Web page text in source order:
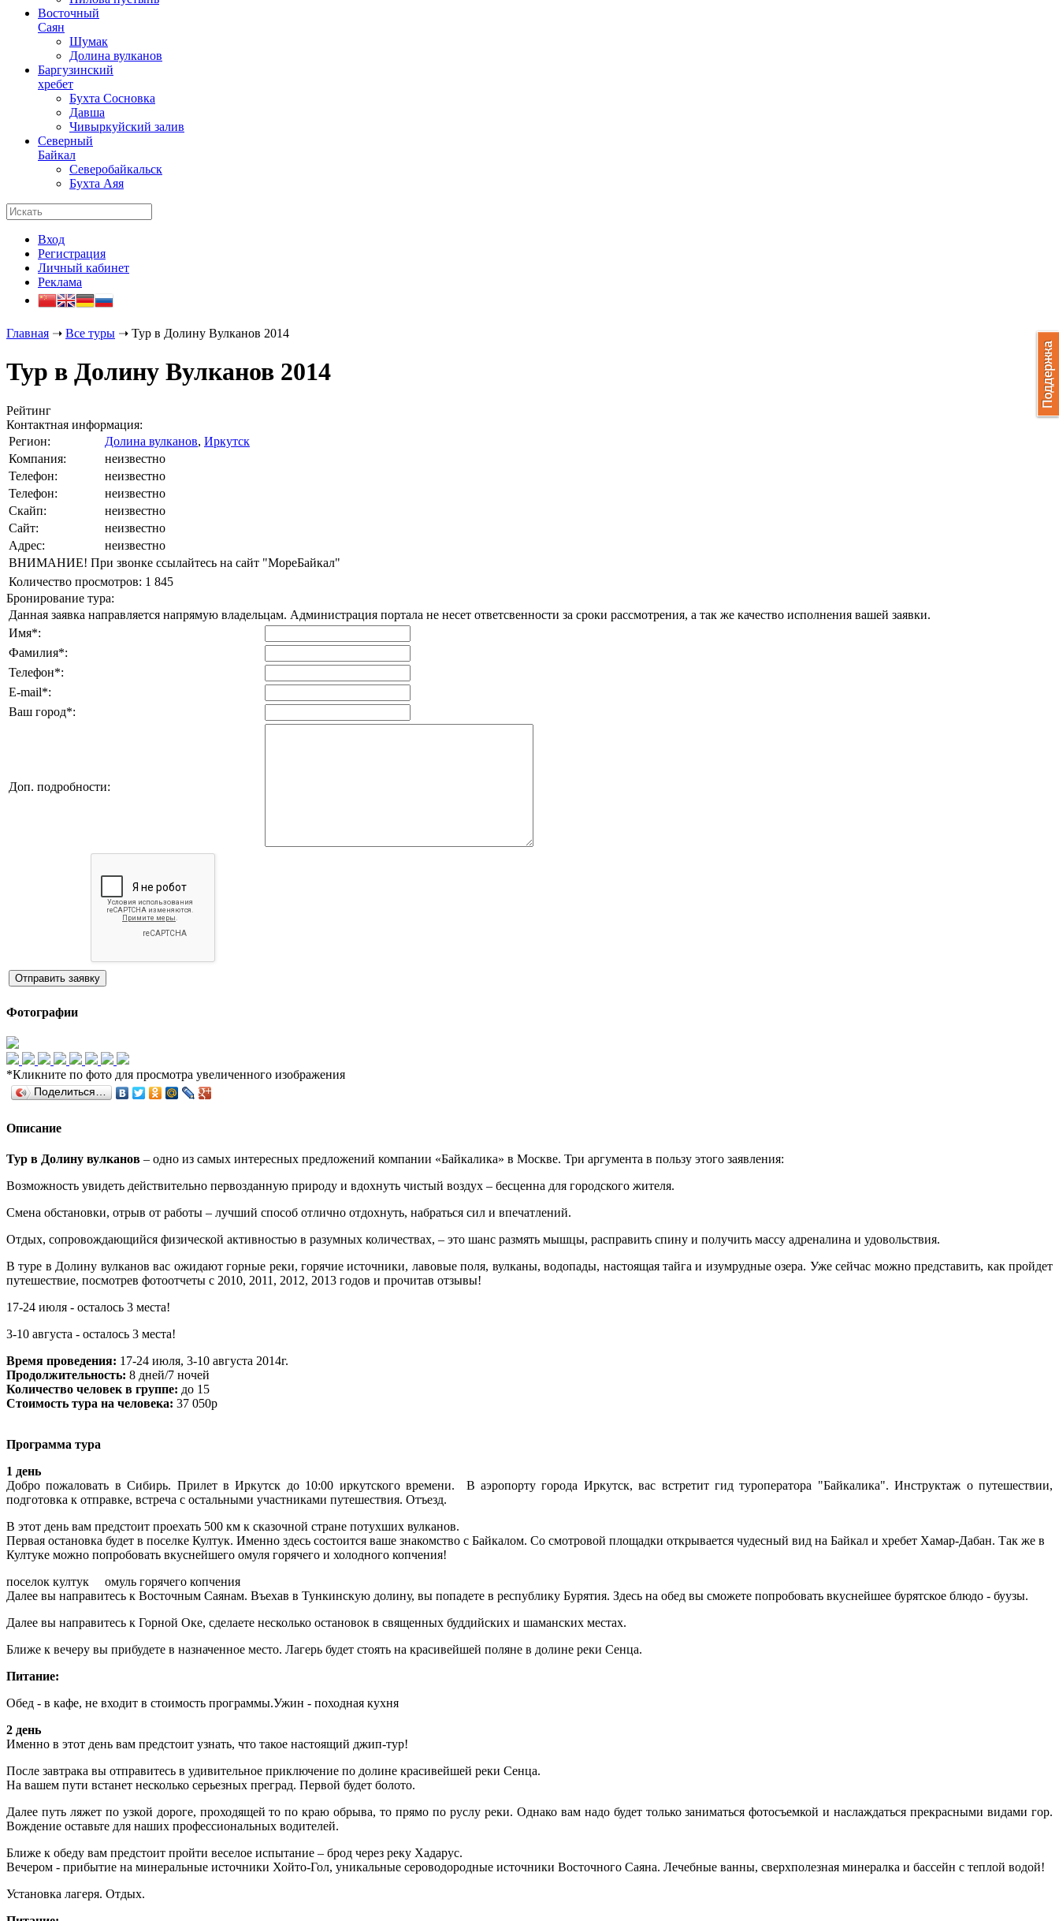
Восточный
Саян
Шумак
Долина вулканов
Баргузинский
хребет
Бухта Сосновка
Давша
Чивыркуйский залив
Северный
Байкал
Северобайкальск
Бухта Аяя
Вход
Регистрация
Личный кабинет
Реклама
Главная ➝ Все туры ➝ Тур в Долину Вулканов 2014
Тур в Долину Вулканов 2014
Рейтинг
Контактная информация:
Регион:
Долина вулканов, Иркутск
Компания:
неизвестно
Телефон:
неизвестно
Телефон:
неизвестно
Скайп:
неизвестно
Сайт:
неизвестно
Адрес:
неизвестно
ВНИМАНИЕ! При звонке ссылайтесь на сайт "МореБайкал"
Количество просмотров: 1 845
Бронирование тура:
Данная заявка направляется напрямую владельцам. Администрация портала не несет ответсвенности за сроки рассмотрения, а так же качество исполнения вашей заявки.
Имя*:
Фамилия*:
Телефон*:
E-mail*:
Ваш город*:
Доп. подробности:
Отправить заявку
Фотографии
*Кликните по фото для просмотра увеличенного изображения
Поделиться…
Описание
Тур в Долину вулканов – одно из самых интересных предложений компании «Байкалика» в Москве. Три аргумента в пользу этого заявления:
Возможность увидеть действительно первозданную природу и вдохнуть чистый воздух – бесценна для городского жителя.
Смена обстановки, отрыв от работы – лучший способ отлично отдохнуть, набраться сил и впечатлений.
Отдых, сопровождающийся физической активностью в разумных количествах, – это шанс размять мышцы, расправить спину и получить массу адреналина и удовольствия.
В туре в Долину вулканов вас ожидают горные реки, горячие источники, лавовые поля, вулканы, водопады, настоящая тайга и изумрудные озера. Уже сейчас можно представить, как пройдет
путешествие, посмотрев фотоотчеты с 2010, 2011, 2012, 2013 годов и прочитав отзывы!
17-24 июля - осталось 3 места!
3-10 августа - осталось 3 места!
Время проведения: 17-24 июля, 3-10 августа 2014г.
Продолжительность: 8 дней/7 ночей
Количество человек в группе: до 15
Стоимость тура на человека: 37 050p
Программа тура
1 день
Добро пожаловать в Сибирь. Прилет в Иркутск до 10:00 иркутского времени. В аэропорту города Иркутск, вас встретит гид туроператора "Байкалика". Инструктаж о путешествии,
подготовка к отправке, встреча с остальными участниками путешествия. Отъезд.
В этот день вам предстоит проехать 500 км к сказочной стране потухших вулканов.
Первая остановка будет в поселке Култук. Именно здесь состоится ваше знакомство с Байкалом. Со смотровой площадки открывается чудесный вид на Байкал и хребет Хамар-Дабан. Так же в
Култуке можно попробовать вкуснейшего омуля горячего и холодного копчения!
поселок култук омуль горячего копчения
Далее вы направитесь к Восточным Саянам. Въехав в Тункинскую долину, вы попадете в республику Бурятия. Здесь на обед вы сможете попробовать вкуснейшее бурятское блюдо - буузы.
Далее вы направитесь к Горной Оке, сделаете несколько остановок в священных буддийских и шаманских местах.
Ближе к вечеру вы прибудете в назначенное место. Лагерь будет стоять на красивейшей поляне в долине реки Сенца.
Питание:
Обед - в кафе, не входит в стоимость программы.Ужин - походная кухня
2 день
Именно в этот день вам предстоит узнать, что такое настоящий джип-тур!
После завтрака вы отправитесь в удивительное приключение по долине красивейшей реки Сенца.
На вашем пути встанет несколько серьезных преград. Первой будет болото.
Далее путь ляжет по узкой дороге, проходящей то по краю обрыва, то прямо по руслу реки. Однако вам надо будет только заниматься фотосъемкой и наслаждаться прекрасными видами гор.
Вождение оставьте для наших профессиональных водителей.
Ближе к обеду вам предстоит пройти веселое испытание – брод через реку Хадарус.
Вечером - прибытие на минеральные источники Хойто-Гол, уникальные сероводородные источники Восточного Саяна. Лечебные ванны, сверхполезная минералка и бассейн с теплой водой!
Установка лагеря. Отдых.